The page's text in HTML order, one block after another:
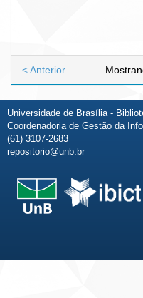
< Anterior
Universidade de Brasília -
Coordenadoria de Gestão da
(61) 3107-2683
repositorio@unb.br